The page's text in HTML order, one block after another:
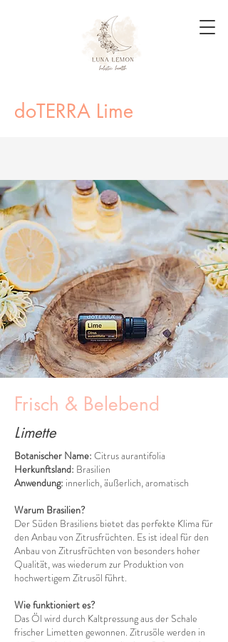
doTERRA Lime
Frisch & Belebend
Limette
Botanischer Name: Citrus aurantifolia
Herkunftsland: Brasilien
Anwendung: innerlich, äußerlich, aromatisch
Warum Brasilien?
Der Süden Brasiliens bietet das perfekte Klima für
den Anbau von Zitrusfrüchten. Es ist ideal für den
Anbau von Zitrusfrüchten von besonders hoher
Qualität, was wiederum zur Produktion von
hochwertigem Zitrusöl führt.
Wie funktioniert es?
Das Öl wird durch Kaltpressung aus der Schale
frischer Limetten gewonnen. Zitrusöle werden in